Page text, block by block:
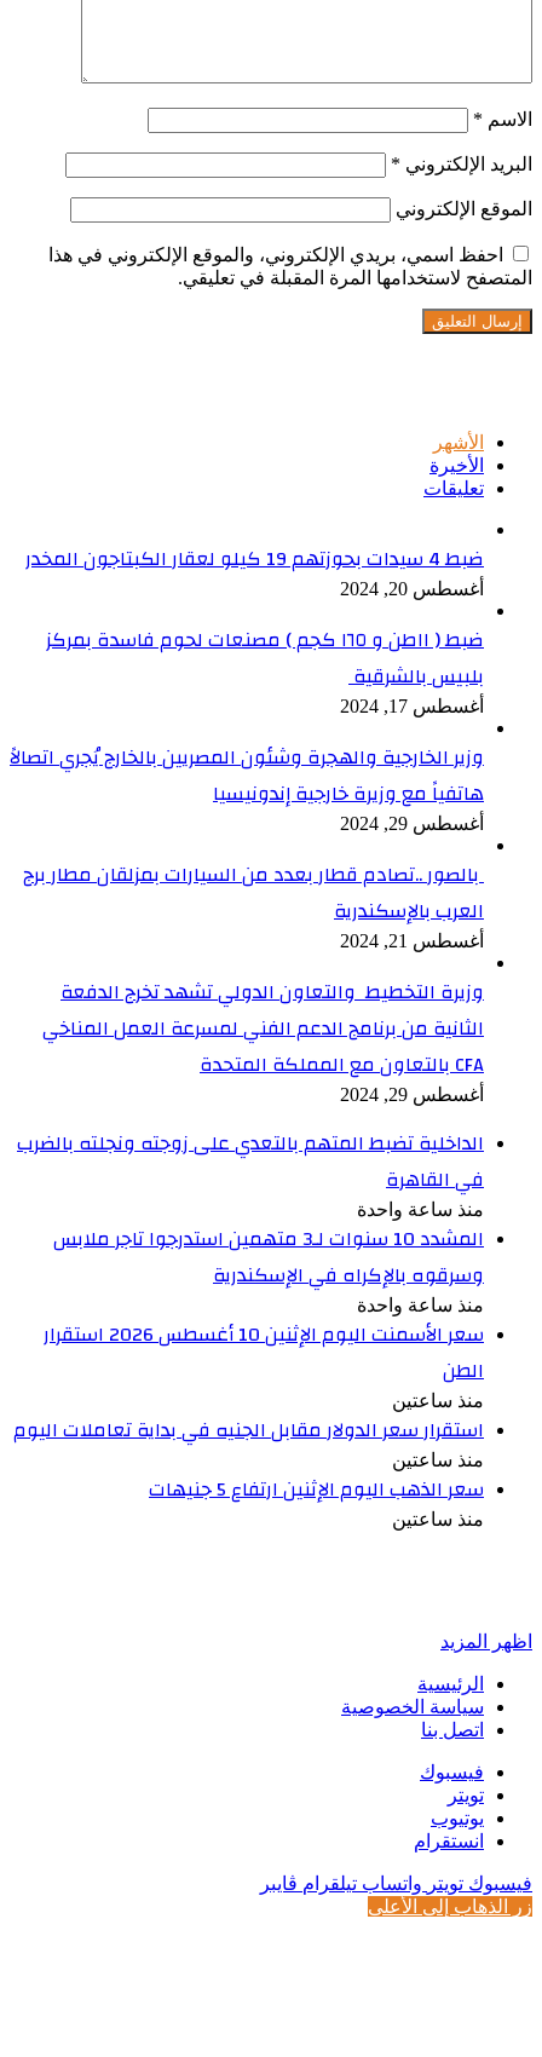
الاسم *
البريد الإلكتروني *
الموقع الإلكتروني
احفظ اسمي، بريدي الإلكتروني، والموقع الإلكتروني في هذا
المتصفح لاستخدامها المرة المقبلة في تعليقي.
الأشهر
الأخيرة
تعليقات
ضبط 4 سيدات بحوزتهم 19 كيلو لعقار الكبتاجون المخدر
أغسطس 20, 2024
ضبط ( ١١طن و ١٦٥ كجم ) مصنعات لحوم فاسدة بمركز
بلبيس بالشرقية
أغسطس 17, 2024
وزير الخارجية والهجرة وشئون المصريين بالخارج يُجري اتصالاً
هاتفياً مع وزيرة خارجية إندونيسيا
أغسطس 29, 2024
بالصور ..تصادم قطار بعدد من السيارات بمزلقان مطار برج
العرب بالإسكندرية
أغسطس 21, 2024
وزيرة التخطيط والتعاون الدولي تشهد تخرج الدفعة
الثانية من برنامج الدعم الفني لمسرعة العمل المناخي
CFA بالتعاون مع المملكة المتحدة
أغسطس 29, 2024
الداخلية تضبط المتهم بالتعدي على زوجته ونجلته بالضرب
في القاهرة
منذ ساعة واحدة
المشدد 10 سنوات لـ3 متهمين استدرجوا تاجر ملابس
وسرقوه بالإكراه في الإسكندرية
منذ ساعة واحدة
سعر الأسمنت اليوم الإثنين 10 أغسطس 2026 استقرار
الطن
منذ ساعتين
استقرار سعر الدولار مقابل الجنيه في بداية تعاملات اليوم
منذ ساعتين
سعر الذهب اليوم الإثنين ارتفاع 5 جنيهات
منذ ساعتين
اظهر المزيد
الرئيسية
سياسة الخصوصية
اتصل بنا
فيسبوك
تويتر
يوتيوب
انستقرام
فيسبوك تويتر واتساب تيلقرام ڤايبر
زر الذهاب إلى الأعلى